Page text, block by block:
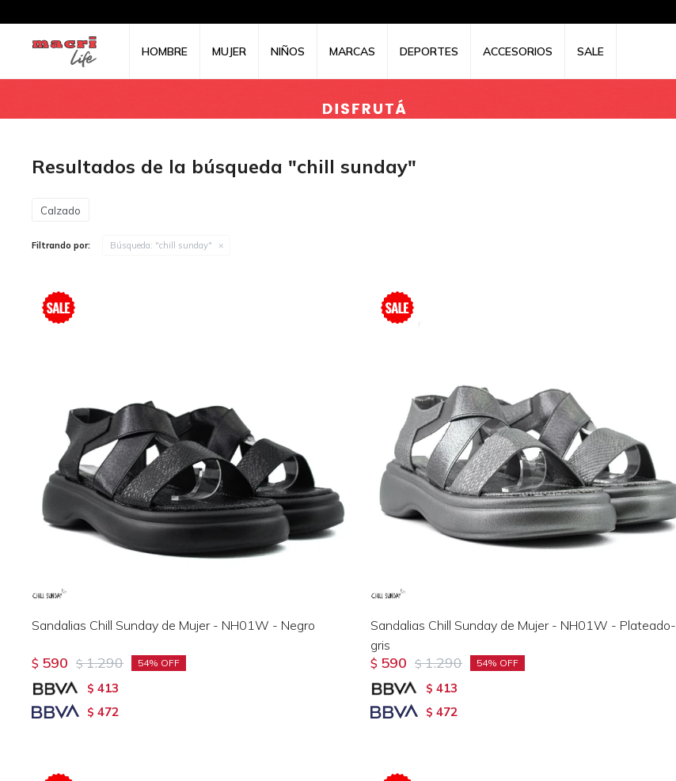
HOMBRE MUJER NIÑOS MARCAS DEPORTES ACCESORIOS SALE
Resultados de la búsqueda "chill sunday"
Calzado
Filtrando por: Búsqueda: "chill sunday"
Sandalias Chill Sunday de Mujer - NH01W - Negro
$ 590 $ 1.290 54
$ 413
$ 472
Sandalias Chill Sunday de Mujer - NH01W - Plateado-
gris
$ 590 $ 1.290 54
$ 413
$ 472